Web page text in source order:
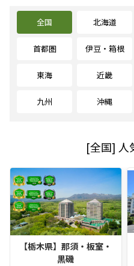
全国 北海道
首都圏 伊豆・箱根
東海 近畿
九州 沖縄
[全国] 人
【栃木県】那須・板室・
黒磯